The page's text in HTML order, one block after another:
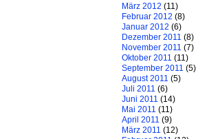
März 2012 (11)
Februar 2012 (8)
Januar 2012 (6)
Dezember 2011 (8)
November 2011 (7)
Oktober 2011 (11)
September 2011 (5)
August 2011 (5)
Juli 2011 (6)
Juni 2011 (14)
Mai 2011 (11)
April 2011 (9)
März 2011 (12)